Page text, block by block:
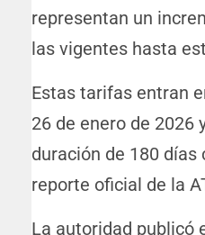
representan un
las vigentes hasta
Estas tarifas entran
26 de enero de 2026
duración de 180 días
reporte oficial de la
La autoridad publicó